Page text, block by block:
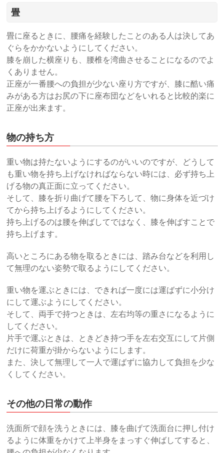
畳
畳に座るときに、腰痛を経験したことのある人は決してあ
ぐらをかかないようにしてください。
膝を崩した横座りも、腰椎を湾曲させることになるのでよ
くありません。
正座が一番腰への負担が少ない座り方ですが、膝に酷い痛
みがある方はお尻の下に座布団などをいれると比較的楽に
正座が出来ます。
物の持ち方
重い物は持たないようにするのがいいのですが、どうして
も重い物を持ち上げなければならない時には、必ず持ち上
げる物の真正面に立ってください。
そして、膝を折り曲げて腰を下ろして、物に身体を近づけ
てから持ち上げるようにしてください。
持ち上げるのは腰を伸ばしてではなく、膝を伸ばすことで
持ち上げます。
高いところにある物を取るときには、踏み台などを利用し
て無理のない姿勢で取るようにしてください。
重い物を運ぶときには、できれば一度には運ばずに小分け
にして運ぶようにしてください。
そして、両手で持つときは、左右均等の重さになるように
してください。
片手で運ぶときは、ときどき持つ手を左右交互にして片側
だけに荷重が掛からないようにします。
また、決して無理して一人で運ばずに協力して負担を少な
くしてください。
その他の日常の動作
洗面所で顔を洗うときには、膝を曲げて洗面台に押し付け
るように体重をかけて上半身をまっすぐ伸ばしてすると、